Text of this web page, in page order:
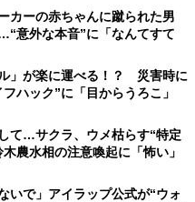
カーの赤ちゃんに蹴られた男
意外な本音”に「なんてすて
」が楽に運べる！？ 災害時に
ハック”に「目からうろこ」
て…サクラ、ウメ枯らす“特定
農水相の注意喚起に「怖い」
いで」アイラップ公式が“ウォ